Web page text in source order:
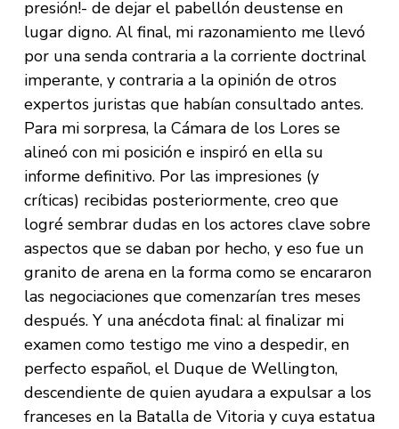
presión!- de dejar el pabellón deustense en
lugar digno. Al final, mi razonamiento me llevó
por una senda contraria a la corriente doctrinal
imperante, y contraria a la opinión de otros
expertos juristas que habían consultado antes.
Para mi sorpresa, la Cámara de los Lores se
alineó con mi posición e inspiró en ella su
informe definitivo. Por las impresiones (y
críticas) recibidas posteriormente, creo que
logré sembrar dudas en los actores clave sobre
aspectos que se daban por hecho, y eso fue un
granito de arena en la forma como se encararon
las negociaciones que comenzarían tres meses
después. Y una anécdota final: al finalizar mi
examen como testigo me vino a despedir, en
perfecto español, el Duque de Wellington,
descendiente de quien ayudara a expulsar a los
franceses en la Batalla de Vitoria y cuya estatua